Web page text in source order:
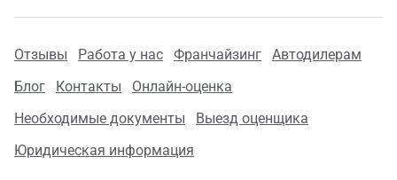
Отзывы Работа у нас Франчайзинг
Автодилерам
Блог
Контакты
Онлайн-оценка
Необходимые документы
Выезд оценщика
Юридическая информация